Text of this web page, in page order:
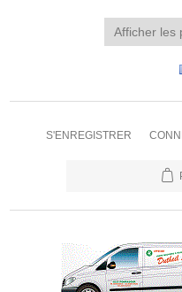
S'ENREGISTRER